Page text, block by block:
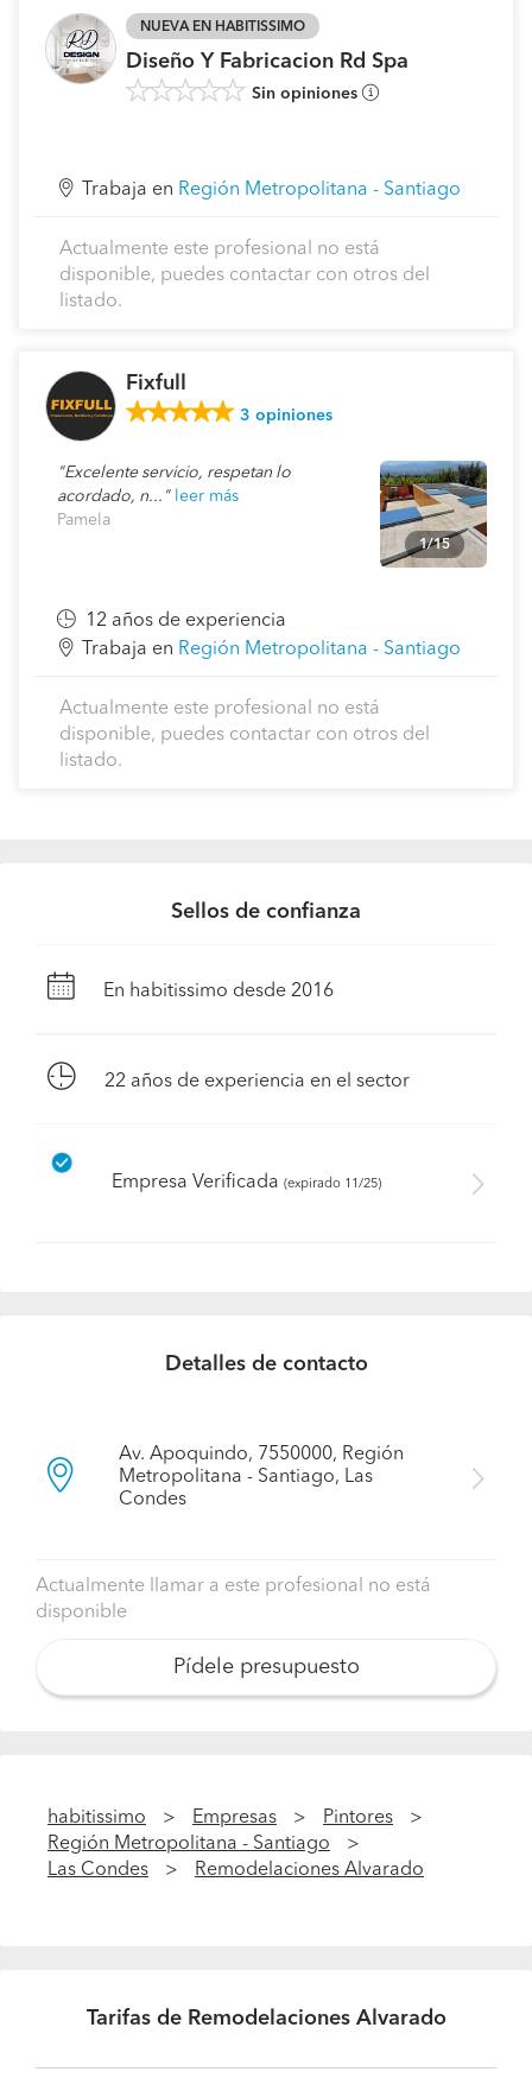
NUEVA EN HABITISSIMO
Diseño Y Fabricacion Rd Spa
Sin opiniones
Trabaja en Región Metropolitana - Santiago
Actualmente este profesional no está
disponible, puedes contactar con otros del
listado.
Fixfull
3 opiniones
Excelente servicio, respetan lo
acordado, n...
leer más
Pamela
1/15
12 años de experiencia
Trabaja en Región Metropolitana - Santiago
Actualmente este profesional no está
disponible, puedes contactar con otros del
listado.
Sellos de confianza
En habitissimo desde 2016
22 años de experiencia en el sector
Empresa Verificada (expirado 11/25)
Detalles de contacto
Av. Apoquindo, 7550000, Región
Metropolitana - Santiago, Las
Condes
Actualmente llamar a este profesional no está
disponible
Pídele presupuesto
habitissimo Empresas
Pintores
Región Metropolitana - Santiago
Las Condes
Remodelaciones Alvarado
Tarifas de Remodelaciones Alvarado